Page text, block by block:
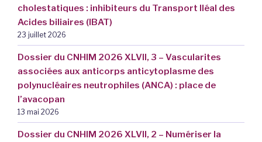
cholestatiques : inhibiteurs du Transport Iléal des
Acides biliaires (IBAT)
23 juillet 2026
Dossier du CNHIM 2026 XLVII, 3 – Vascularites
associées aux anticorps anticytoplasme des
polynucléaires neutrophiles (ANCA) : place de
l’avacopan
13 mai 2026
Dossier du CNHIM 2026 XLVII, 2 – Numériser la